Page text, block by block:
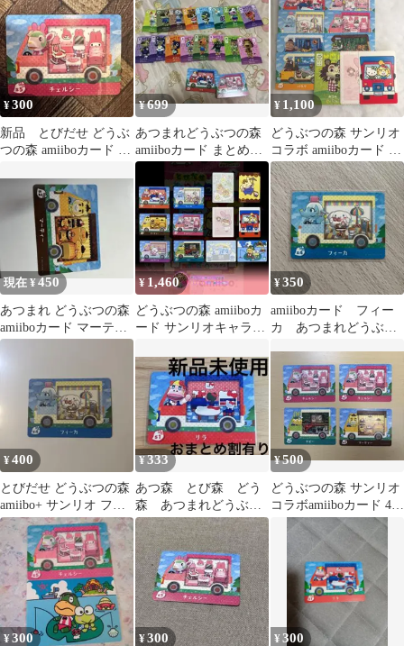
¥300
新品 とびだせ どうぶ
つの森 amiiboカード サ
イメロ
¥699
あつまれどうぶつの森
amiiboカード まとめ売
り
¥ 1,100
どうぶつの森 サンリオ
コラボ amiiboカード ま
とめ売り
現在 ¥450
あつまれ どうぶつの森
amiiboカード マーティ
ー
¥1,460
どうぶつの森 amiiboカ
ード サンリオキャラク
¥350
amiiboカード フィー
カ あつまれどうぶつ
¥400
とびだせ どうぶつの森
amiibo+ サンリオ フィ
ーカ
¥333
あつ森 とび森 どう
森 あつまれどうぶつ
の森amiiboカード サ
ンリオ リラ
¥500
どうぶつの森 サンリオ
コラボamiiboカード 4枚
セット
¥300 ¥300 ¥300